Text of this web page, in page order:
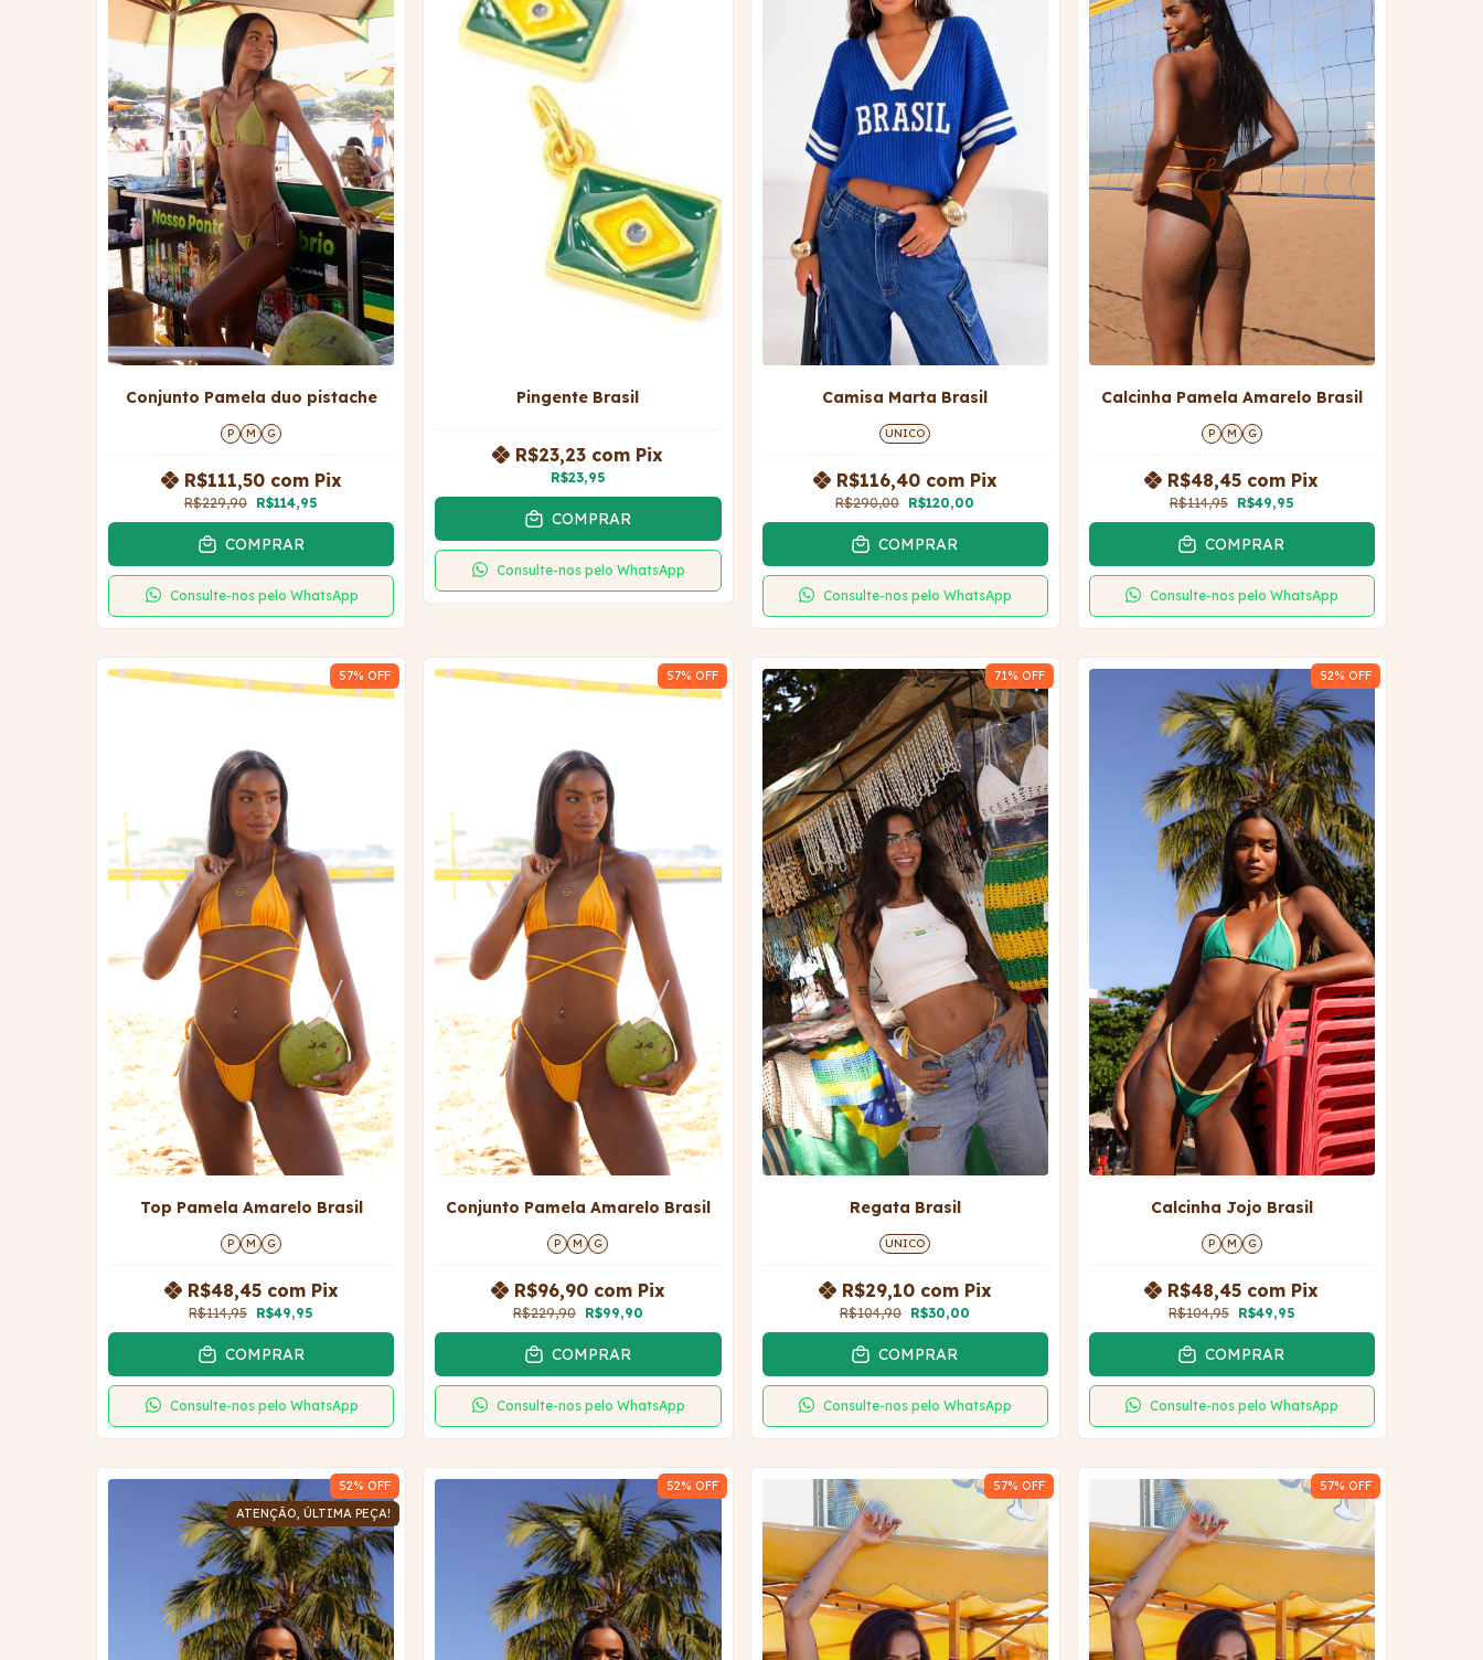
Conjunto Pamela duo pistache
P M G
R$229,90 R$114,95
R$111,50 com Pix
COMPRAR
Consulte-nos pelo WhatsApp
Pingente Brasil
R$23,95
R$23,23 com Pix
COMPRAR
Consulte-nos pelo WhatsApp
Camisa Marta Brasil
UNICO
R$290,00 R$120,00
R$116,40 com Pix
COMPRAR
Consulte-nos pelo WhatsApp
Calcinha Pamela Amarelo Brasil
P M G
R$114,95 R$49,95
R$48,45 com Pix
COMPRAR
Consulte-nos pelo WhatsApp
57% OFF
Top Pamela Amarelo Brasil
P M G
R$114,95 R$49,95
R$48,45 com Pix
COMPRAR
Consulte-nos pelo WhatsApp
57% OFF
Conjunto Pamela Amarelo Brasil
P M G
R$229,90 R$99,90
R$96,90 com Pix
COMPRAR
Consulte-nos pelo WhatsApp
71% OFF
Regata Brasil
UNICO
R$104,90 R$30,00
R$29,10 com Pix
COMPRAR
Consulte-nos pelo WhatsApp
52% OFF
Calcinha Jojo Brasil
P M G
R$104,95 R$49,95
R$48,45 com Pix
COMPRAR
Consulte-nos pelo WhatsApp
52% OFF
ATENÇÃO, ÚLTIMA PEÇA!
52% OFF 57% OFF 57% OFF